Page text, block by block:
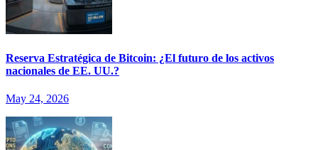
Reserva Estratégica de Bitcoin: ¿El futuro de los activos
nacionales de EE. UU.?
May 24, 2026